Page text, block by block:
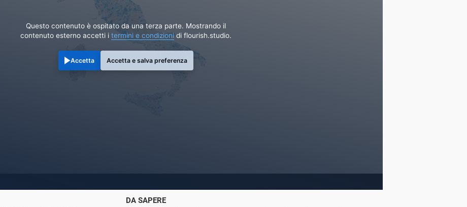
Questo contenuto è ospitato da una terza parte. Mostrando il
contenuto esterno accetti i termini e condizioni di flourish.studio.
Accetta Accetta e salva preferenza
DA SAPERE